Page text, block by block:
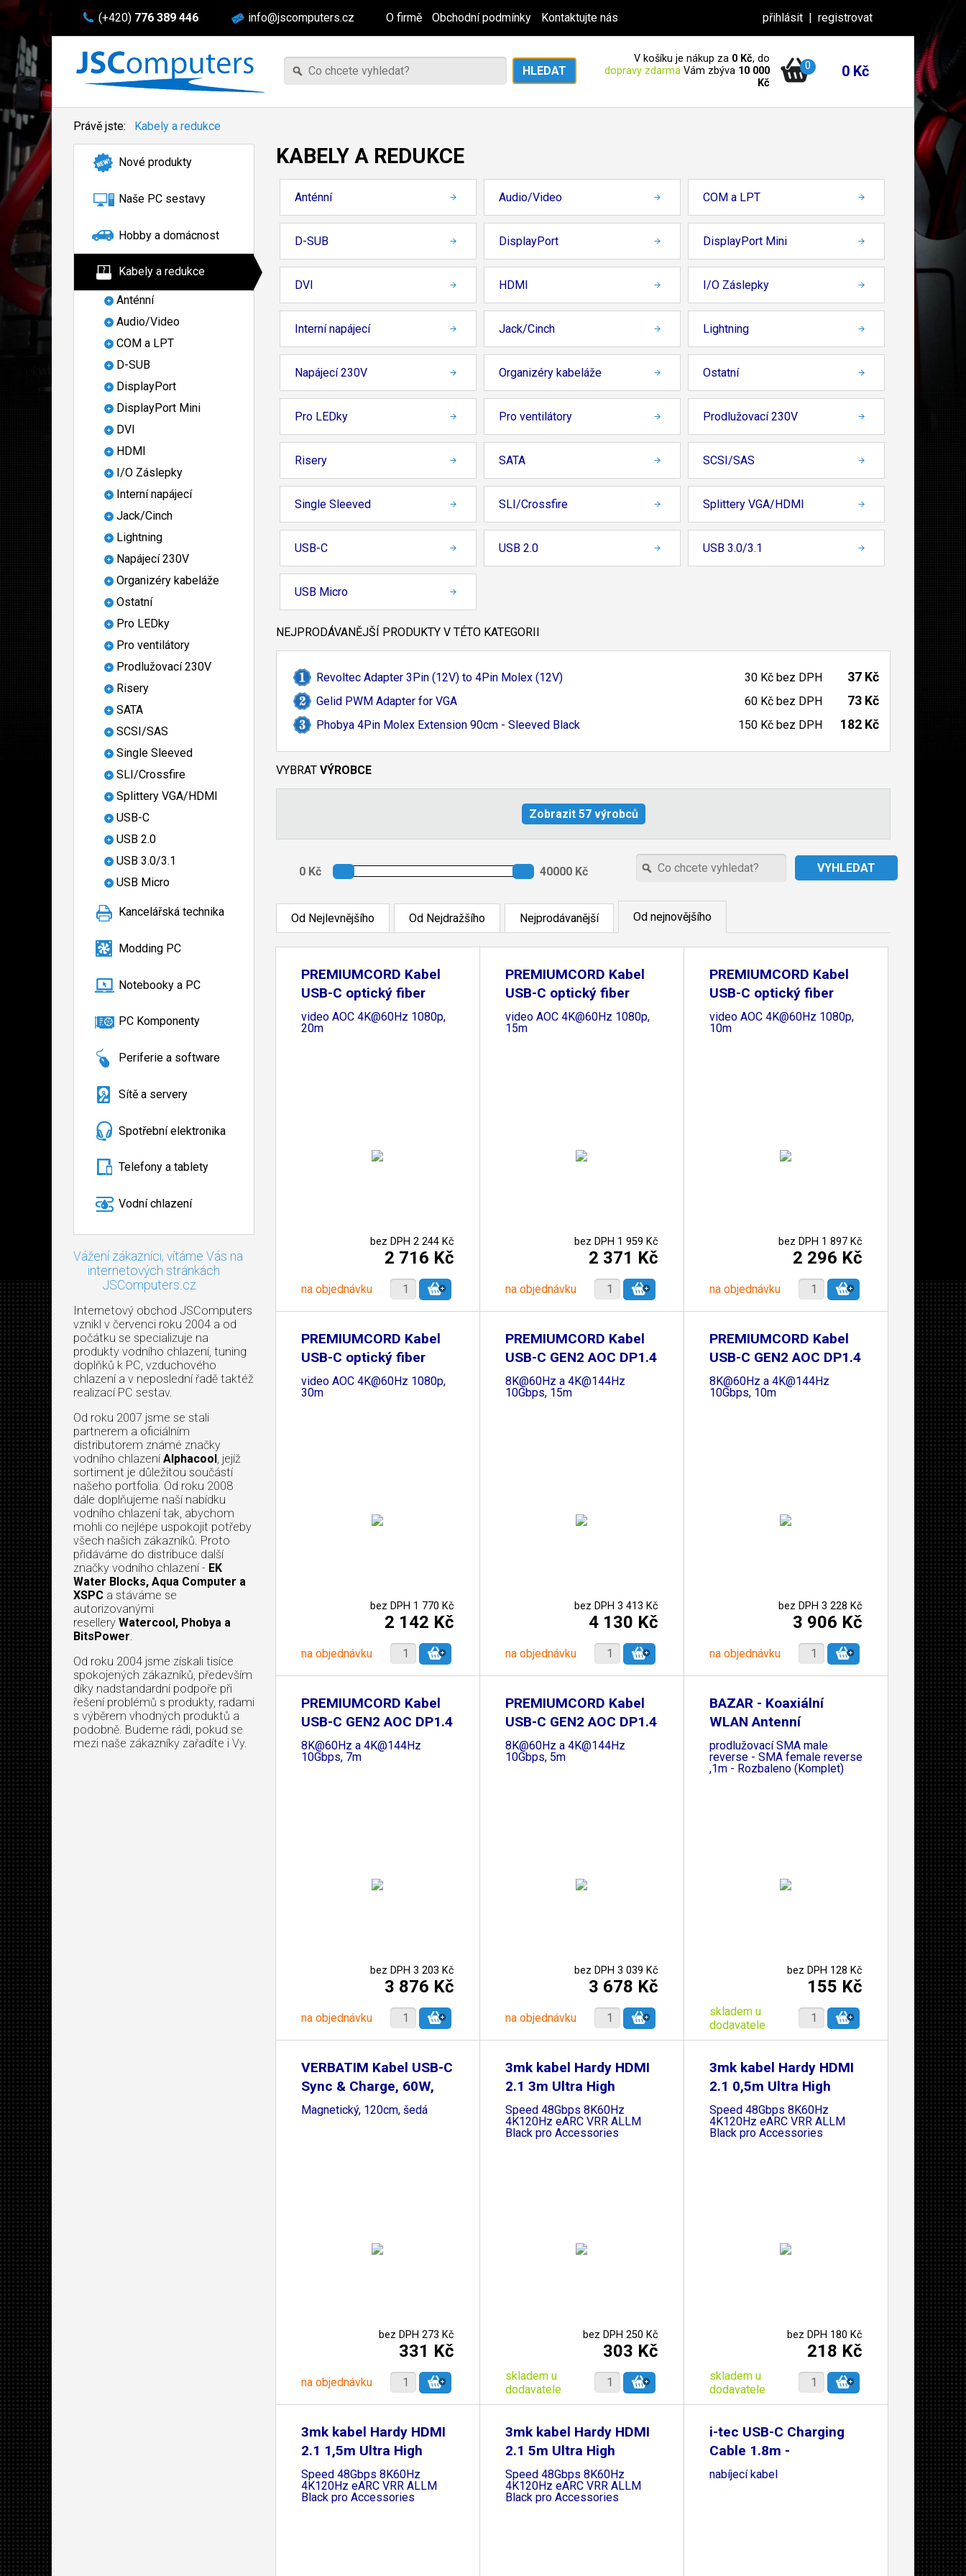
(+420) 776 389 446 info@jscomputers.cz O firmě Obchodní podmínky Kontaktujte nás přihlásit | registrovat
V košíku je nákup za 0 Kč, do
dopravy zdarma Vám zbýva 10 000
Kč
0 0 Kč
Právě jste: Kabely a redukce
Nové produkty
Naše PC sestavy
Hobby a domácnost
Kabely a redukce
Anténní
Audio/Video
COM a LPT
D-SUB
DisplayPort
DisplayPort Mini
DVI
HDMI
I/O Záslepky
Interní napájecí
Jack/Cinch
Lightning
Napájecí 230V
Organizéry kabeláže
Ostatní
Pro LEDky
Pro ventilátory
Prodlužovací 230V
Risery
SATA
SCSI/SAS
Single Sleeved
SLI/Crossfire
Splittery VGA/HDMI
USB-C
USB 2.0
USB 3.0/3.1
USB Micro
Kancelářská technika
Modding PC
Notebooky a PC
PC Komponenty
Periferie a software
Sítě a servery
Spotřební elektronika
Telefony a tablety
Vodní chlazení
Vážení zákazníci, vítáme Vás na
internetových stránkách
JSComputers.cz
Internetový obchod JSComputers
vznikl v červenci roku 2004 a od
počátku se specializuje na
produkty vodního chlazení, tuning
doplňků k PC, vzduchového
chlazení a v neposlední řadě taktéž
realizací PC sestav.
Od roku 2007 jsme se stali
partnerem a oficiálním
distributorem známé značky
vodního chlazení Alphacool, jejíž
sortiment je důležitou součástí
našeho portfolia. Od roku 2008
dále doplňujeme naší nabídku
vodního chlazení tak, abychom
mohli co nejlépe uspokojit potřeby
všech našich zákazníků. Proto
přidáváme do distribuce další
značky vodního chlazení - EK
Water Blocks, Aqua Computer a
XSPC a stáváme se
autorizovanými
resellery Watercool, Phobya a
BitsPower.
Od roku 2004 jsme získali tisíce
spokojených zákazníků, především
díky nadstandardní podpoře při
řešení problémů s produkty, radami
s výběrem vhodných produktů a
podobně. Budeme rádi, pokud se
mezi naše zákazníky zařadíte i Vy.
KABELY A REDUKCE
Anténní Audio/Video COM a LPT
D-SUB DisplayPort DisplayPort Mini
DVI HDMI I/O Záslepky
Interní napájecí Jack/Cinch Lightning
Napájecí 230V Organizéry kabeláže Ostatní
Pro LEDky Pro ventilátory Prodlužovací 230V
Risery SATA SCSI/SAS
Single Sleeved SLI/Crossfire Splittery VGA/HDMI
USB-C USB 2.0 USB 3.0/3.1
USB Micro
NEJPRODÁVANĚJŠÍ PRODUKTY V TÉTO KATEGORII
Revoltec Adapter 3Pin (12V) to 4Pin Molex (12V) 30 Kč bez DPH 37 Kč
Gelid PWM Adapter for VGA 60 Kč bez DPH 73 Kč
Phobya 4Pin Molex Extension 90cm - Sleeved Black 150 Kč bez DPH 182 Kč
VYBRAT VÝROBCE
Od Nejlevnějšího Od Nejdražšího Nejprodávanější Od nejnovějšího
PREMIUMCORD Kabel
USB-C optický fiber
video AOC 4K@60Hz 1080p,
20m
bez DPH 2 244 Kč
2 716 Kč
na objednávku
PREMIUMCORD Kabel
USB-C optický fiber
video AOC 4K@60Hz 1080p,
15m
bez DPH 1 959 Kč
2 371 Kč
na objednávku
PREMIUMCORD Kabel
USB-C optický fiber
video AOC 4K@60Hz 1080p,
10m
bez DPH 1 897 Kč
2 296 Kč
na objednávku
PREMIUMCORD Kabel
USB-C optický fiber
video AOC 4K@60Hz 1080p,
30m
bez DPH 1 770 Kč
2 142 Kč
na objednávku
PREMIUMCORD Kabel
USB-C GEN2 AOC DP1.4
8K@60Hz a 4K@144Hz
10Gbps, 15m
bez DPH 3 413 Kč
4 130 Kč
na objednávku
PREMIUMCORD Kabel
USB-C GEN2 AOC DP1.4
8K@60Hz a 4K@144Hz
10Gbps, 10m
bez DPH 3 228 Kč
3 906 Kč
na objednávku
PREMIUMCORD Kabel
USB-C GEN2 AOC DP1.4
8K@60Hz a 4K@144Hz
10Gbps, 7m
bez DPH 3 203 Kč
3 876 Kč
na objednávku
PREMIUMCORD Kabel
USB-C GEN2 AOC DP1.4
8K@60Hz a 4K@144Hz
10Gbps, 5m
bez DPH 3 039 Kč
3 678 Kč
na objednávku
BAZAR - Koaxiální
WLAN Antenní
prodlužovací SMA male
reverse - SMA female reverse
,1m - Rozbaleno (Komplet)
bez DPH 128 Kč
155 Kč
skladem u
dodavatele
VERBATIM Kabel USB-C
Sync & Charge, 60W,
Magnetický, 120cm, šedá
bez DPH 273 Kč
331 Kč
na objednávku
3mk kabel Hardy HDMI
2.1 3m Ultra High
Speed 48Gbps 8K60Hz
4K120Hz eARC VRR ALLM
Black pro Accessories
bez DPH 250 Kč
303 Kč
skladem u
dodavatele
3mk kabel Hardy HDMI
2.1 0,5m Ultra High
Speed 48Gbps 8K60Hz
4K120Hz eARC VRR ALLM
Black pro Accessories
bez DPH 180 Kč
218 Kč
skladem u
dodavatele
3mk kabel Hardy HDMI
2.1 1,5m Ultra High
Speed 48Gbps 8K60Hz
4K120Hz eARC VRR ALLM
Black pro Accessories
3mk kabel Hardy HDMI
2.1 5m Ultra High
Speed 48Gbps 8K60Hz
4K120Hz eARC VRR ALLM
Black pro Accessories
i-tec USB-C Charging
Cable 1.8m -
nabíjecí kabel